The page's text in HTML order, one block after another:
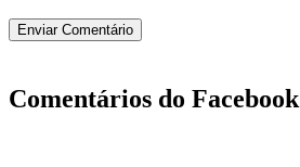
Comentários do Facebook